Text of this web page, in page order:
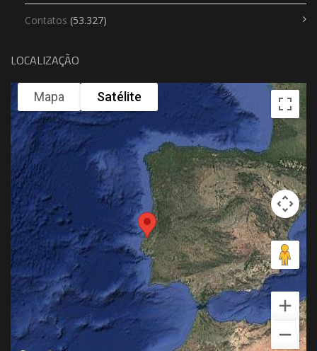
Contatos (53.327)
LOCALIZAÇÃO
Mapa Satélite